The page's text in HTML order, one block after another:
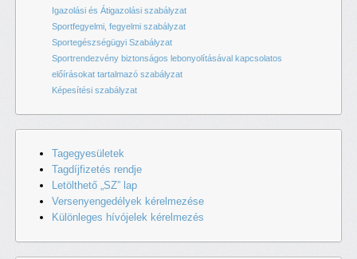
Igazolási és Átigazolási szabályzat
Sportfegyelmi, fegyelmi szabályzat
Sportegészségügyi Szabályzat
Sportrendezvény biztonságos lebonyolításával kapcsolatos
előírásokat tartalmazó szabályzat
Képesítési szabályzat
Tagegyesületek
Tagdíjfizetés rendje
Letölthető „SZ” lap
Versenyengedélyek kérelmezése
Különleges hívójelek kérelmezés